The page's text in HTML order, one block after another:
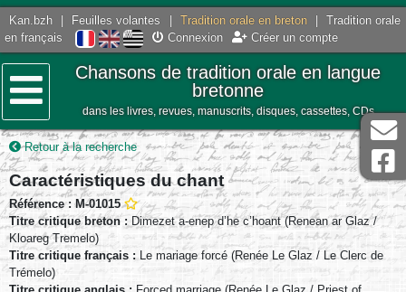
Kan.bzh Feuilles volantes Tradition orale en breton
Tradition orale
en français
Connexion Créer un compte
Menu
Chansons de tradition orale en langue
bretonne
dans les livres, revues, manuscrits, disques, cassettes, CDs
Retour à la recherche
Caractéristiques du chant
Référence : M-01015
Titre critique breton : Dimezet a-enep d’he c’hoant (Renean ar Glaz /
Kloareg Tremelo)
Titre critique français : Le mariage forcé (Renée Le Glaz / Le Clerc de
Trémelo)